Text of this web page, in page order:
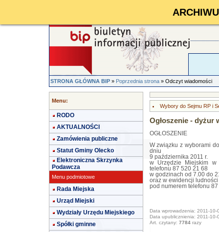
STRONA GŁÓWNA BIP»Poprzednia strona» Odczyt wiadomości
Menu:
RODO
AKTUALNOŚCI
Zamówienia publiczne
Statut Gminy Olecko
Elektroniczna Skrzynka
Podawcza
Menu podmiotowe
Rada Miejska
Urząd Miejski
Wydziały Urzędu Miejskiego
Spółki gminne
Wybory do Sejmu RP i
Ogłoszenie - dyżur
OGŁOSZENIE
W związku z wyborami
dniu
9 października 2011 r.
w Urzędzie Miejskim w
telefonu 87 520 21 68
w godzinach od 7.00 do
oraz w ewidencji
pod numerem telefonu
Data wprowadzenia: 2011-10-
Data upublicznienia: 2011-10-
Art. czytany: 7784razy